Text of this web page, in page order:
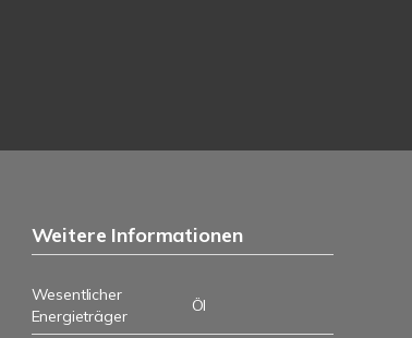
Weitere Informationen
Wesentlicher
Energieträger
Öl